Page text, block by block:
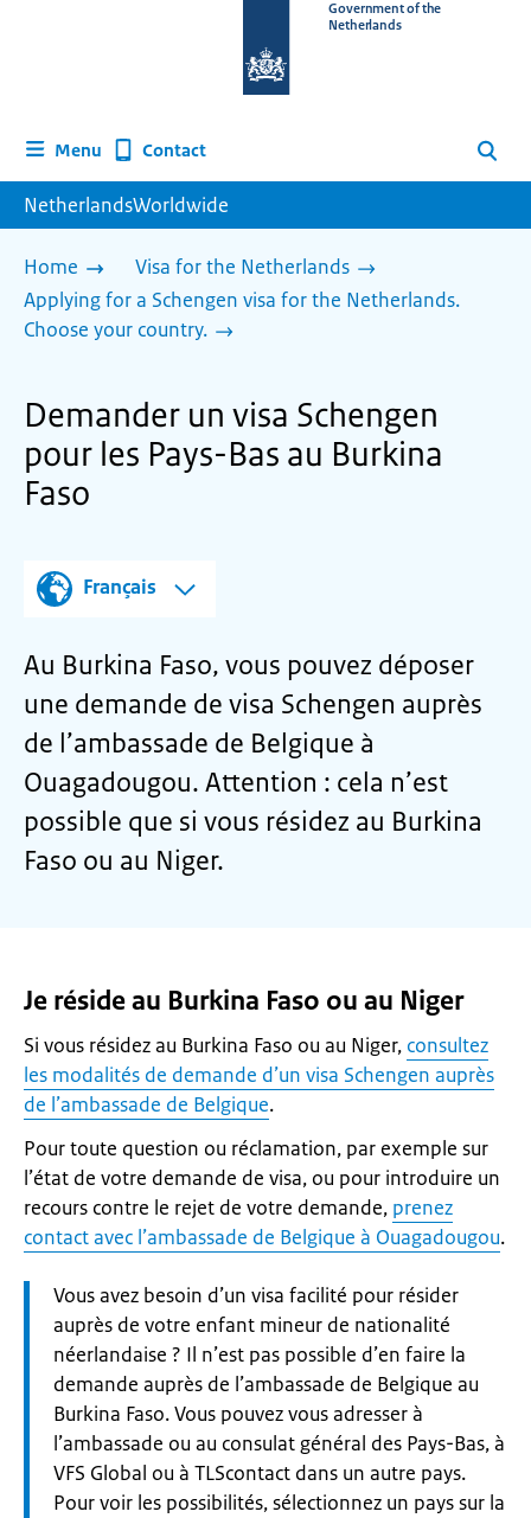
homepage
Government of the
Netherlands
Menu Contact Search
NetherlandsWorldwide
Home
Visa for the Netherlands
Applying for a Schengen visa for the Netherlands.
Choose your country.
Demander un visa Schengen
pour les Pays-Bas au Burkina
Faso
Français
Au Burkina Faso, vous pouvez déposer
une demande de visa Schengen auprès
de l’ambassade de Belgique à
Ouagadougou. Attention : cela n’est
possible que si vous résidez au Burkina
Faso ou au Niger.
Je réside au Burkina Faso ou au Niger
Si vous résidez au Burkina Faso ou au Niger, consultez
les modalités de demande d’un visa Schengen auprès
de l’ambassade de Belgique.
Pour toute question ou réclamation, par exemple sur
l’état de votre demande de visa, ou pour introduire un
recours contre le rejet de votre demande, prenez
contact avec l’ambassade de Belgique à Ouagadougou.
Let
op:
Vous avez besoin d’un visa facilité pour résider
auprès de votre enfant mineur de nationalité
néerlandaise ? Il n’est pas possible d’en faire la
demande auprès de l’ambassade de Belgique au
Burkina Faso. Vous pouvez vous adresser à
l’ambassade ou au consulat général des Pays-Bas, à
VFS Global ou à TLScontact dans un autre pays.
Pour voir les possibilités, sélectionnez un pays sur la